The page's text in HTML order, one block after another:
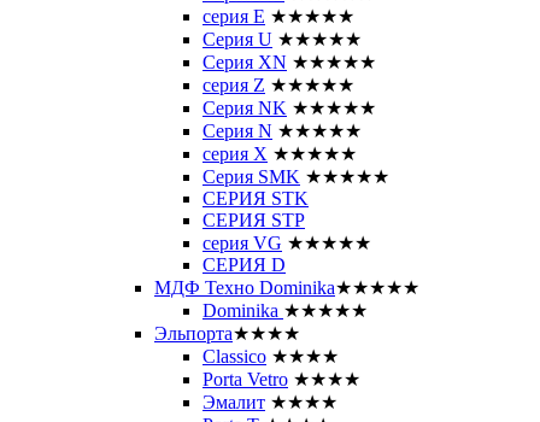
серия E ★★★★★
Серия U ★★★★★
Серия XN ★★★★★
серия Z ★★★★★
Серия NK ★★★★★
Серия N ★★★★★
серия X ★★★★★
Серия SMK ★★★★★
СЕРИЯ STK
СЕРИЯ STP
серия VG ★★★★★
СЕРИЯ D
МДФ Техно Dominika★★★★★
Dominika ★★★★★
Эльпорта★★★★
Classico ★★★★
Porta Vetro ★★★★
Эмалит ★★★★